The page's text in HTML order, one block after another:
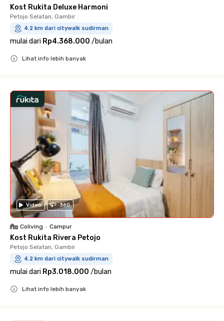
Kost Rukita Deluxe Harmoni
Petojo Selatan, Gambir
4.2 km dari citywalk sudirman
mulai dari Rp4.368.000 /bulan
Lihat info lebih banyak
Video 360
Coliving • Campur
Kost Rukita Rivera Petojo
Petojo Selatan, Gambir
4.2 km dari citywalk sudirman
mulai dari Rp3.018.000 /bulan
Lihat info lebih banyak